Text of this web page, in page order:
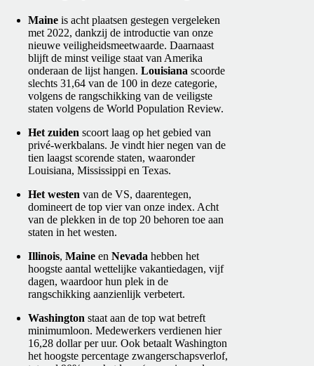
Maine is acht plaatsen gestegen vergeleken
met 2022, dankzij de introductie van onze
nieuwe veiligheidsmeetwaarde. Daarnaast
blijft de minst veilige staat van Amerika
onderaan de lijst hangen. Louisiana scoorde
slechts 31,64 van de 100 in deze categorie,
volgens de rangschikking van de veiligste
staten volgens de World Population Review.
Het zuiden scoort laag op het gebied van
privé-werkbalans. Je vindt hier negen van de
tien laagst scorende staten, waaronder
Louisiana, Mississippi en Texas.
Het westen van de VS, daarentegen,
domineert de top vier van onze index. Acht
van de plekken in de top 20 behoren toe aan
staten in het westen.
Illinois, Maine en Nevada hebben het
hoogste aantal wettelijke vakantiedagen, vijf
dagen, waardoor hun plek in de
rangschikking aanzienlijk verbetert.
Washington staat aan de top wat betreft
minimumloon. Medewerkers verdienen hier
16,28 dollar per uur. Ook betaalt Washington
het hoogste percentage zwangerschapsverlof,